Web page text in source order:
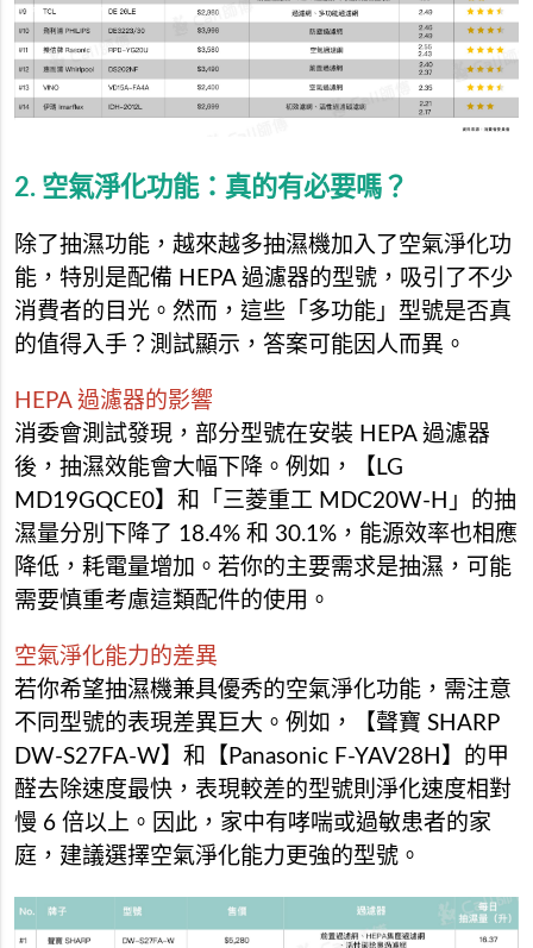
2. 空氣淨化功能：真的有必要嗎？
除了抽濕功能，越來越多抽濕機加入了空氣淨化功
能，特別是配備 HEPA 過濾器的型號，吸引了不少
消費者的目光。然而，這些「多功能」型號是否真
的值得入手？測試顯示，答案可能因人而異。
HEPA 過濾器的影響
消委會測試發現，部分型號在安裝 HEPA 過濾器
後，抽濕效能會大幅下降。例如，【LG
MD19GQCE0】和「三菱重工 MDC20W-H」的抽
濕量分別下降了 18.4% 和 30.1%，能源效率也相應
降低，耗電量增加。若你的主要需求是抽濕，可能
需要慎重考慮這類配件的使用。
空氣淨化能力的差異
若你希望抽濕機兼具優秀的空氣淨化功能，需注意
不同型號的表現差異巨大。例如，【聲寶 SHARP
DW-S27FA-W】和【Panasonic F-YAV28H】的甲
醛去除速度最快，表現較差的型號則淨化速度相對
慢 6 倍以上。因此，家中有哮喘或過敏患者的家
庭，建議選擇空氣淨化能力更強的型號。